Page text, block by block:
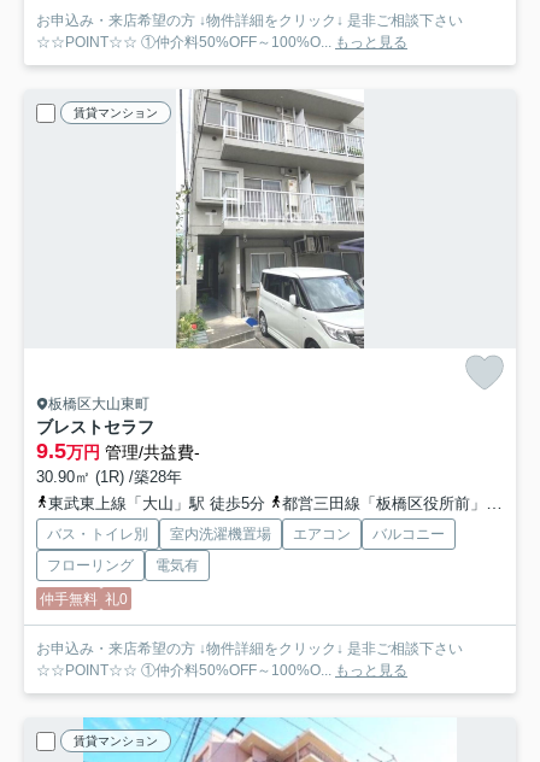
お申込み・来店希望の方 ↓物件詳細をクリック↓ 是非ご相談下さい
☆☆POINT☆☆ ①仲介料50%OFF～100%O...
もっと見る
賃貸マンション
板橋区大山東町
ブレストセラフ
9.5万円 管理/共益費-
30.90㎡ (1R) /築28年
東武東上線「大山」駅 徒歩5分
都営三田線「板橋区役所前」駅 徒歩6分
バス・トイレ別 室内洗濯機置場 エアコン
バルコニー
フローリング
電気有
仲手無料 礼0
お申込み・来店希望の方 ↓物件詳細をクリック↓ 是非ご相談下さい
☆☆POINT☆☆ ①仲介料50%OFF～100%O...
もっと見る
賃貸マンション